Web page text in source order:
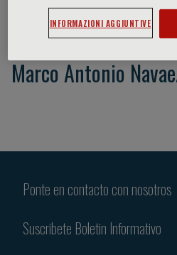
Marco Antonio
Ponte en contacto con nosotros
Suscribete Boletin Informativo
INFORMAZIONI AGGIUNTIVE